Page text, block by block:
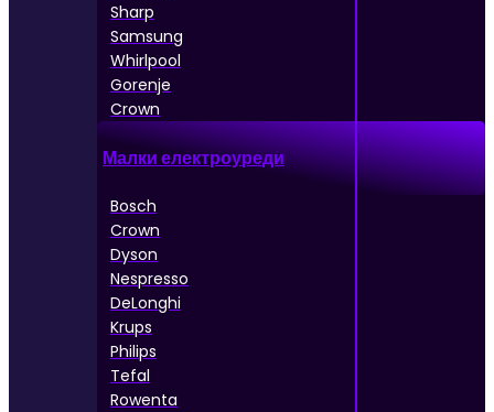
Sharp
Samsung
Whirlpool
Gorenje
Crown
Малки електроуреди
Bosch
Crown
Dyson
Nespresso
DeLonghi
Krups
Philips
Tefal
Rowenta